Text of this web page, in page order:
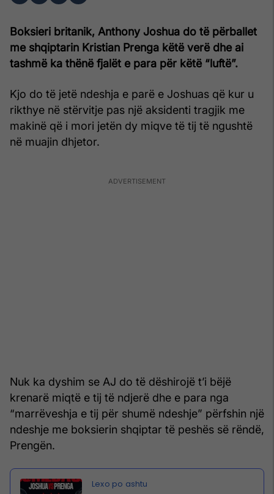
Boksieri britanik, Anthony Joshua do të përballet
me shqiptarin Kristian Prenga këtë verë dhe ai
tashmë ka thënë fjalët e para për këtë “luftë”.
Kjo do të jetë ndeshja e parë e Joshuas që kur u
rikthye në stërvitje pas një aksidenti tragjik me
makinë që i mori jetën dy miqve të tij të ngushtë
në muajin dhjetor.
Nuk ka dyshim se AJ do të dëshirojë t’i bëjë
krenarë miqtë e tij të ndjerë dhe e para nga
“marrëveshja e tij për shumë ndeshje” përfshin një
ndeshje me boksierin shqiptar të peshës së rëndë,
Prengën.